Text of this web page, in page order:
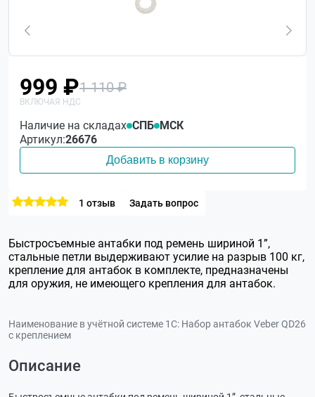
999 ₽1 110 ₽
Наличие на складах СПБ МСК
Артикул:26676
Добавить в корзину
1 отзыв Задать вопрос
Быстросъемные антабки под ремень шириной 1”,
стальные петли выдерживают усилие на разрыв 100 кг,
крепление для антабок в комплекте, предназначены
для оружия, не имеющего крепления для антабок.
Наименование в учётной системе 1С: Набор антабок Veber QD26
с креплением
Описание